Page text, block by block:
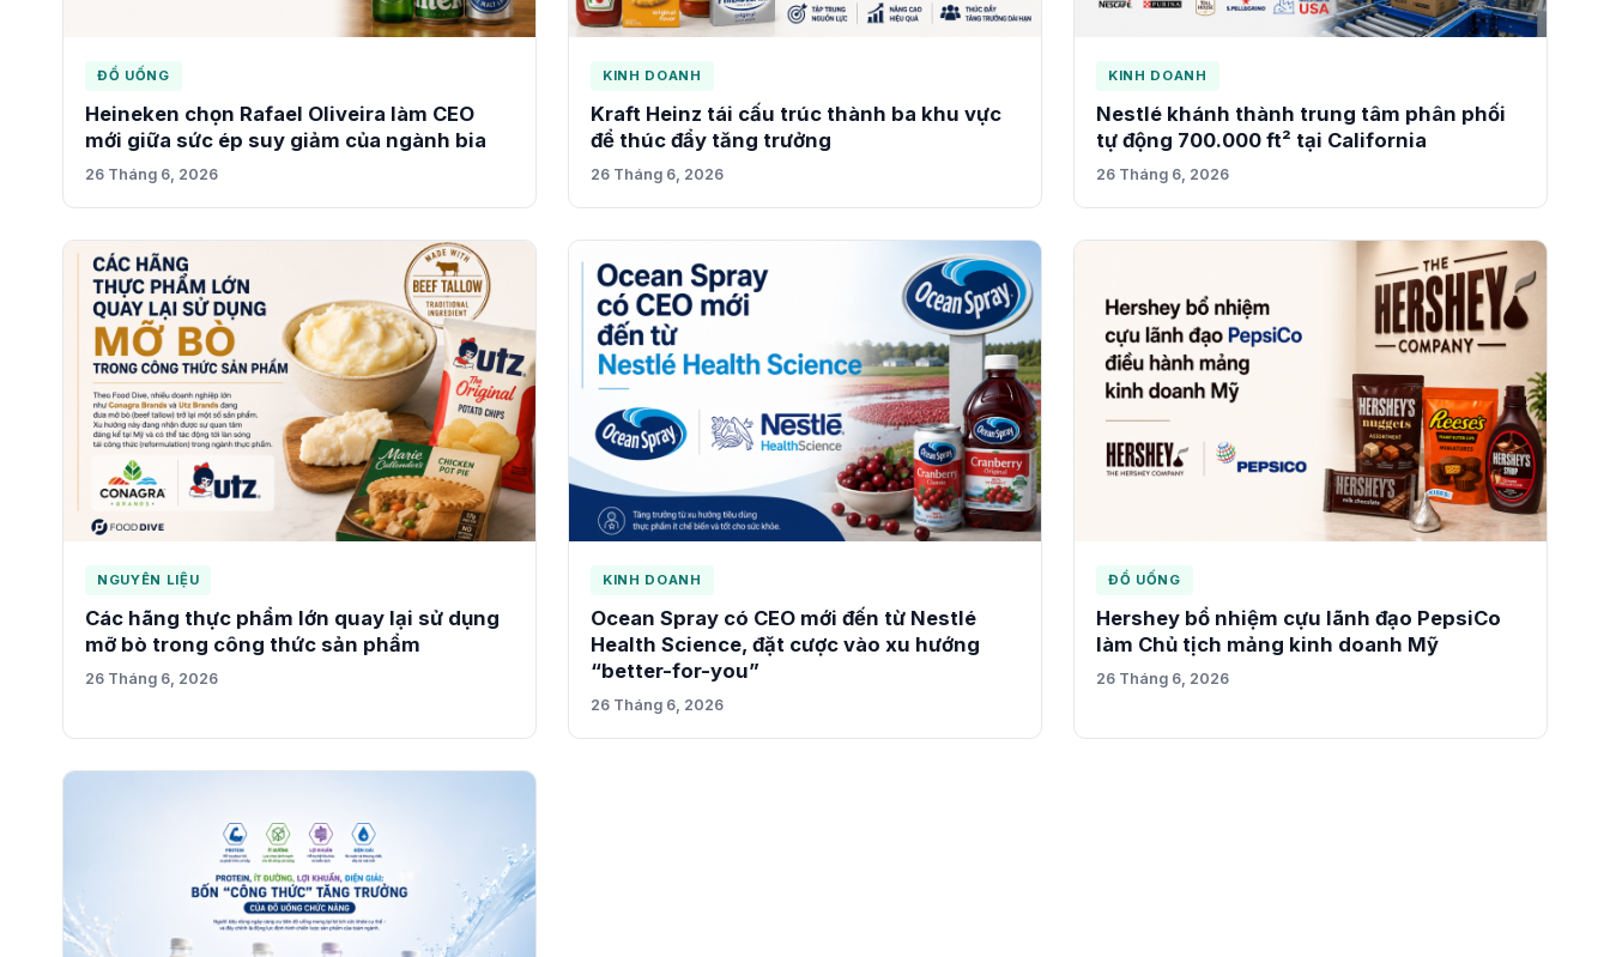
ĐỒ UỐNG
Heineken chọn Rafael Oliveira làm CEO
mới giữa sức ép suy giảm của ngành bia
26 Tháng 6, 2026
KINH DOANH
Kraft Heinz tái cấu trúc thành ba khu vực
để thúc đẩy tăng trưởng
26 Tháng 6, 2026
KINH DOANH
Nestlé khánh thành trung tâm phân phối
tự động 700.000 ft² tại California
26 Tháng 6, 2026
NGUYÊN LIỆU
Các hãng thực phẩm lớn quay lại sử dụng
mỡ bò trong công thức sản phẩm
26 Tháng 6, 2026
KINH DOANH
Ocean Spray có CEO mới đến từ Nestlé
Health Science, đặt cược vào xu hướng
“better-for-you”
26 Tháng 6, 2026
ĐỒ UỐNG
Hershey bổ nhiệm cựu lãnh đạo PepsiCo
làm Chủ tịch mảng kinh doanh Mỹ
26 Tháng 6, 2026